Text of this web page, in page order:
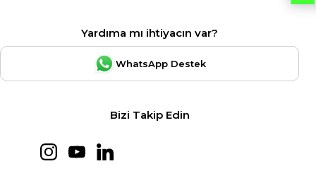
Yardıma mı ihtiyacın var?
WhatsApp Destek
Bizi Takip Edin